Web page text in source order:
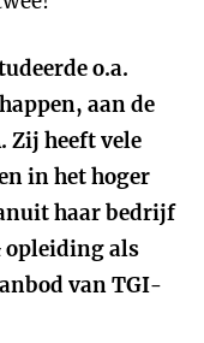
o.a.
aan de
Zij heeft vele
in het hoger
haar bedrijf
als
van TGI-